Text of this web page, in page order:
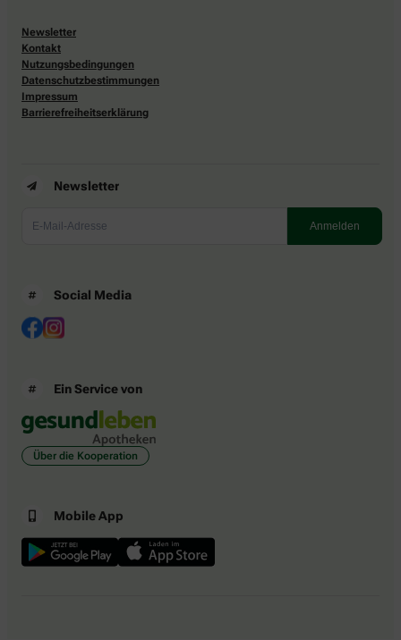
Newsletter
Kontakt
Nutzungsbedingungen
Datenschutzbestimmungen
Impressum
Barrierefreiheitserklärung
Newsletter
Social Media
Ein Service von
Über die Kooperation
Mobile App